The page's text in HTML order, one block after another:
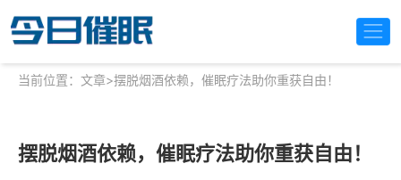
当前位置： 文章>摆脱烟酒依赖，催眠疗法助你重获自由！
摆脱烟酒依赖，催眠疗法助你重获自由！